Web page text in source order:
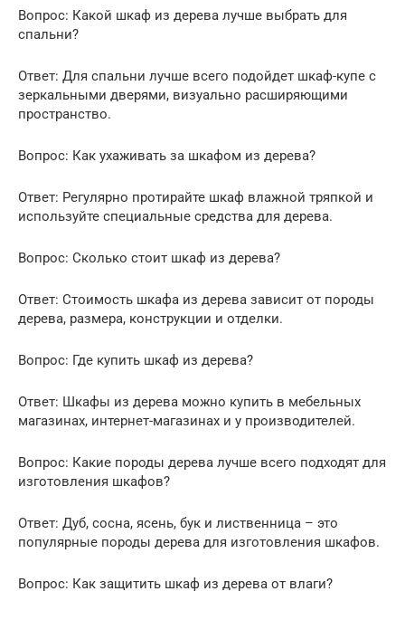
Вопрос: Какой шкаф из дерева лучше выбрать для
спальни?
Ответ: Для спальни лучше всего подойдет шкаф-купе с
зеркальными дверями, визуально расширяющими
пространство.
Вопрос: Как ухаживать за шкафом из дерева?
Ответ: Регулярно протирайте шкаф влажной тряпкой и
используйте специальные средства для дерева.
Вопрос: Сколько стоит шкаф из дерева?
Ответ: Стоимость шкафа из дерева зависит от породы
дерева, размера, конструкции и отделки.
Вопрос: Где купить шкаф из дерева?
Ответ: Шкафы из дерева можно купить в мебельных
магазинах, интернет-магазинах и у производителей.
Вопрос: Какие породы дерева лучше всего подходят для
изготовления шкафов?
Ответ: Дуб, сосна, ясень, бук и лиственница – это
популярные породы дерева для изготовления шкафов.
Вопрос: Как защитить шкаф из дерева от влаги?